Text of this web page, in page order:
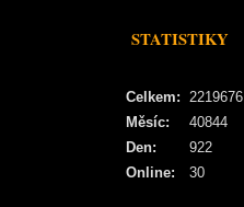
STATISTIKY
Online: 30
Celkem: 2219676
Měsíc:
40844
Den:
922